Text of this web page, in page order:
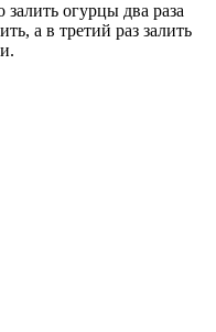
огурцы два раза
а в третий раз залить